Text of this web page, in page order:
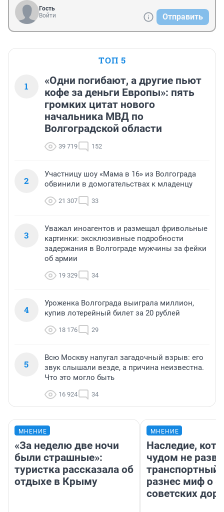
Гость
Войти
Отправить
ТОП 5
1
«Одни погибают, а другие пьют
кофе за деньги Европы»: пять
громких цитат нового
начальника МВД по
Волгоградской области
39 719 152
2
Участницу шоу «Мама в 16» из Волгограда
обвинили в домогательствах к младенцу
21 307 33
3
Уважал иноагентов и размещал фривольные
картинки: эксклюзивные подробности
задержания в Волгограде мужчины за фейки
об армии
19 329 34
4
Уроженка Волгограда выиграла миллион,
купив лотерейный билет за 20 рублей
18 176 29
5
Всю Москву напугал загадочный взрыв: его
звук слышали везде, а причина неизвестна.
Что это могло быть
16 924 34
МНЕНИЕ
«За неделю две ночи
были страшные»:
туристка рассказала об
отдыхе в Крыму
МНЕНИЕ
Наследие,
чудом не
транспортный
разнес миф о
советских